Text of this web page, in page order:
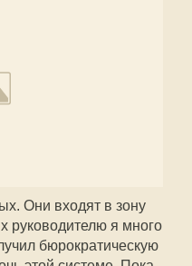
Они входят в зону
руководителю я много
бюрократическую